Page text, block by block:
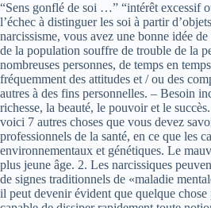
“Sens gonflé de soi …” “intérêt excessif
l’échec à distinguer les soi à partir
narcissisme, vous avez une bonne idée
de la population souffre de trouble de la
nombreuses personnes, de temps en
fréquemment des attitudes et / ou des
autres à des fins personnelles. – Besoin
richesse, la beauté, le pouvoir et le
voici 7 autres choses que vous devez
professionnels de la santé, en ce que les
environnementaux et génétiques. Le
plus jeune âge. 2. Les narcissiques
de signes traditionnels de «maladie
il peut devenir évident que quelque chose